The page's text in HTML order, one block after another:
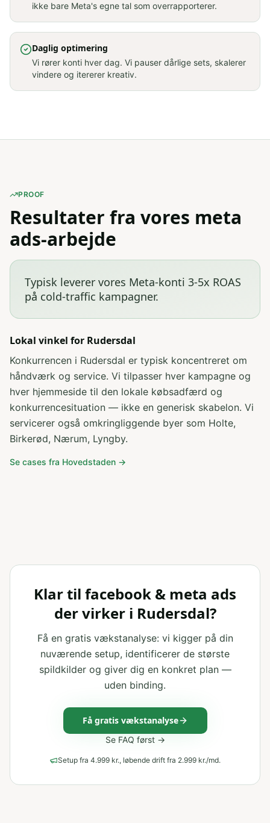
ikke bare Meta's egne tal som overrapporterer.
Daglig optimering
Vi rører konti hver dag. Vi pauser dårlige sets, skalerer
vindere og itererer kreativ.
PROOF
Resultater fra vores meta
ads-arbejde
Typisk leverer vores Meta-konti 3-5x ROAS
på cold-traffic kampagner.
Lokal vinkel for Rudersdal
Konkurrencen i Rudersdal er typisk koncentreret om
håndværk og service. Vi tilpasser hver kampagne og
hver hjemmeside til den lokale købsadfærd og
konkurrencesituation — ikke en generisk skabelon. Vi
servicerer også omkringliggende byer som Holte,
Birkerød, Nærum, Lyngby.
Se cases fra Hovedstaden →
Klar til facebook & meta ads
der virker i Rudersdal?
Få en gratis vækstanalyse: vi kigger på din
nuværende setup, identificerer de største
spildkilder og giver dig en konkret plan —
uden binding.
Få gratis vækstanalyse
Se FAQ først →
Setup fra 4.999 kr., løbende drift fra 2.999 kr./md.